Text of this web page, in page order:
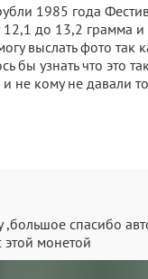
1985 года
12,1 до 13,2 грамма и
выслать фото так
бы узнать что это
не кому не давали то
,большое спасибо
монетой